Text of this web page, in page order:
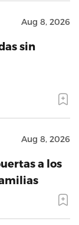
Aug 8, 2026
sin
Aug 8, 2026
a los